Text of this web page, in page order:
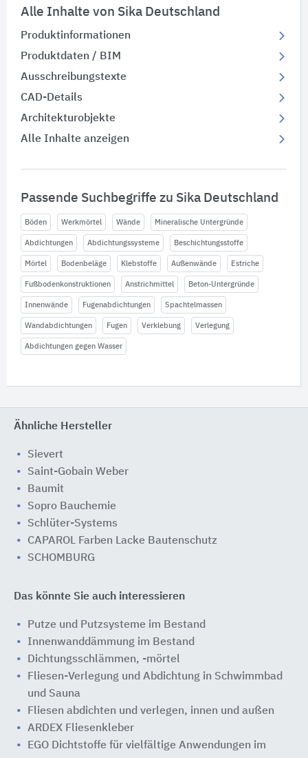
Alle Inhalte von Sika Deutschland
Produktinformationen
Produktdaten / BIM
Ausschreibungstexte
CAD-Details
Architekturobjekte
Alle Inhalte anzeigen
Passende Suchbegriffe zu Sika Deutschland
Böden Werkmörtel Wände Mineralische Untergründe
Abdichtungen Abdichtungssysteme Beschichtungsstoffe
Mörtel Bodenbeläge Klebstoffe Außenwände Estriche
Fußbodenkonstruktionen Anstrichmittel Beton-Untergründe
Innenwände Fugenabdichtungen Spachtelmassen
Wandabdichtungen Fugen Verklebung Verlegung
Abdichtungen gegen Wasser
Ähnliche Hersteller
Sievert
Saint-Gobain Weber
Baumit
Sopro Bauchemie
Schlüter-Systems
CAPAROL Farben Lacke Bautenschutz
SCHOMBURG
Das könnte Sie auch interessieren
Putze und Putzsysteme im Bestand
Innenwanddämmung im Bestand
Dichtungsschlämmen, -mörtel
Fliesen-Verlegung und Abdichtung in Schwimmbad
und Sauna
Fliesen abdichten und verlegen, innen und außen
ARDEX Fliesenkleber
EGO Dichtstoffe für vielfältige Anwendungen im